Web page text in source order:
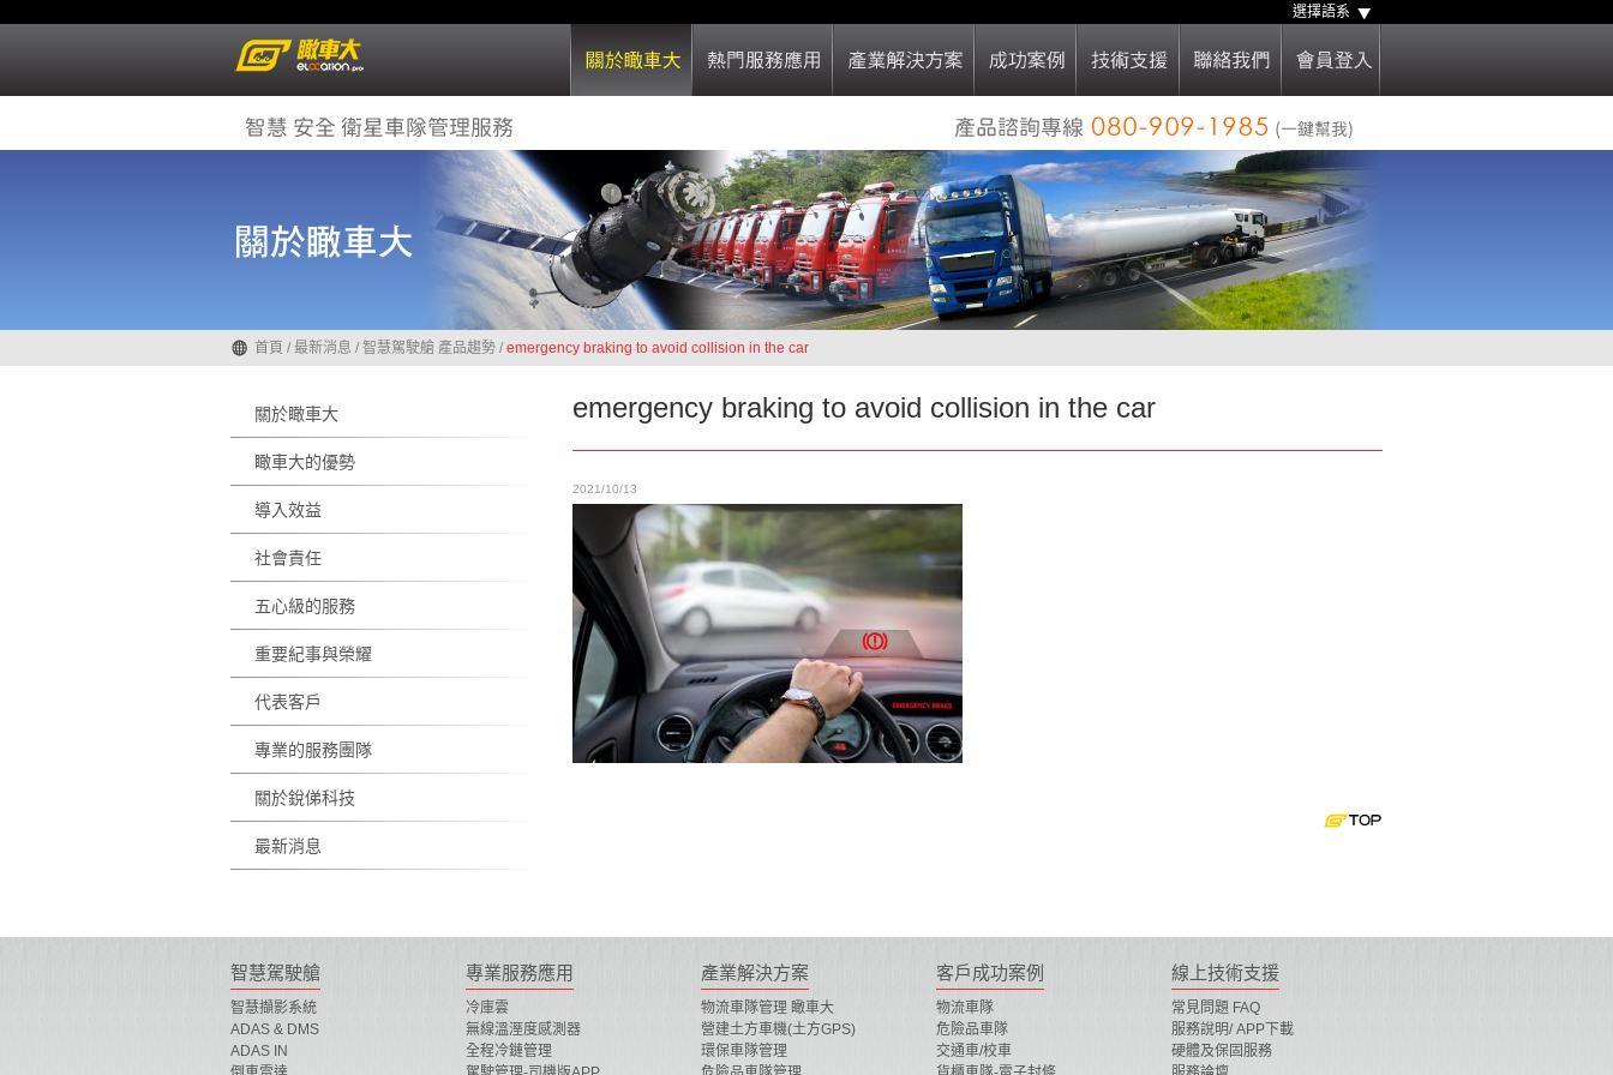
選擇語系
首頁 / 最新消息 / 智慧駕駛艙 產品趨勢 / emergency braking to avoid collision in the car
關於瞰車大
瞰車大的優勢
導入效益
社會責任
五心級的服務
重要紀事與榮耀
代表客戶
專業的服務團隊
關於銳俤科技
最新消息
emergency braking to avoid collision in the car
2021/10/13
智慧駕駛艙
智慧擷影系統
ADAS & DMS
ADAS IN
專業服務應用
冷庫雲
無線溫溼度感測器
全程冷鏈管理
產業解決方案
物流車隊管理 瞰車大
營建土方車機(土方GPS)
環保車隊管理
客戶成功案例
物流車隊
危險品車隊
交通車/校車
線上技術支援
常見問題 FAQ
服務說明/ APP下載
硬體及保固服務